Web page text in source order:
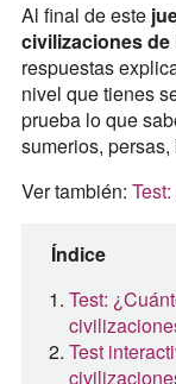
Al final de este
civilizaciones de
respuestas
nivel que tienes
prueba lo que
sumerios,
Ver también:
Índice
Test:
Test